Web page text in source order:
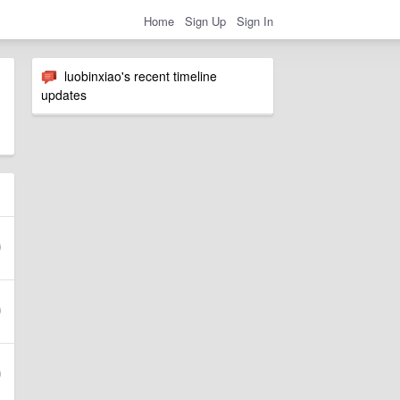
Home Sign Up Sign In
luobinxiao's recent timeline
updates